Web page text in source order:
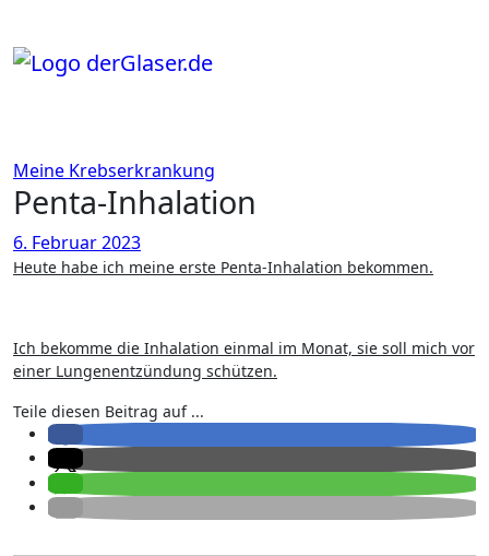
springen
Meine Krebserkrankung
Penta-Inhalation
6. Februar 2023
Heute habe ich meine erste Penta-Inhalation bekommen.
Ich bekomme die Inhalation einmal im Monat, sie soll mich vor
einer Lungenentzündung schützen.
Teile diesen Beitrag auf ...